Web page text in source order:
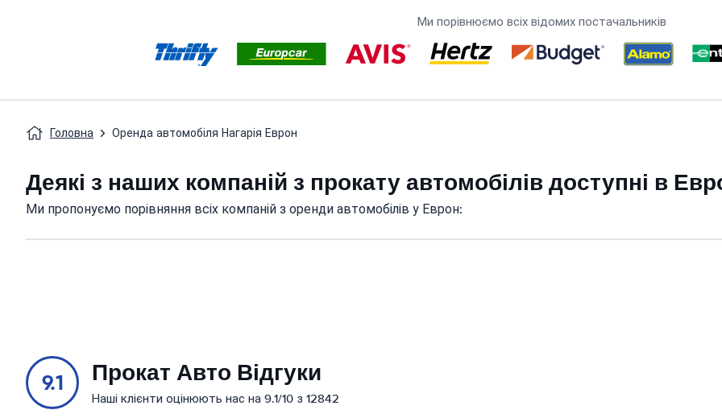
Ми порівнюємо всіх відомих постачальників
Головна Оренда автомобіля Нагарія Еврон
Деякі з наших компаній з прокату автомобілів доступні в
Ми пропонуємо порівняння всіх компаній з оренди автомобілів у Еврон:
9.1 Прокат Авто Відгуки
Наші клієнти оцінюють нас на 9.1/10 з 12842